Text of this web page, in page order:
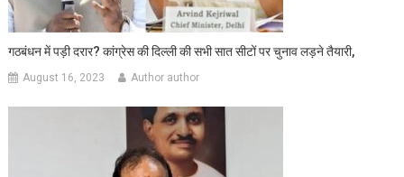
गठबंधन में पड़ी दरार? कांग्रेस की दिल्ली की सभी सात सीटों पर चुनाव लड़ने तैयारी,
August 16, 2023 Author author